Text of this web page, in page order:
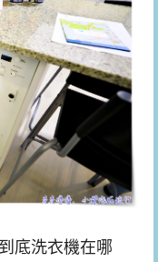
底洗衣機在哪